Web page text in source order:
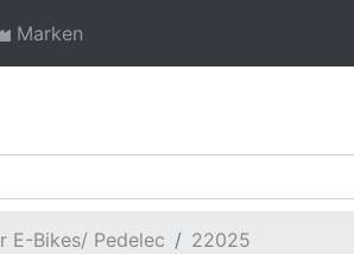
Marken
E-Bikes/ Pedelec 22025